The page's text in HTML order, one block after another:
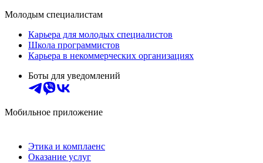
Молодым специалистам
Карьера для молодых специалистов
Школа программистов
Карьера в некоммерческих организациях
Боты для уведомлений
Мобильное приложение
Этика и комплаенс
Оказание услуг